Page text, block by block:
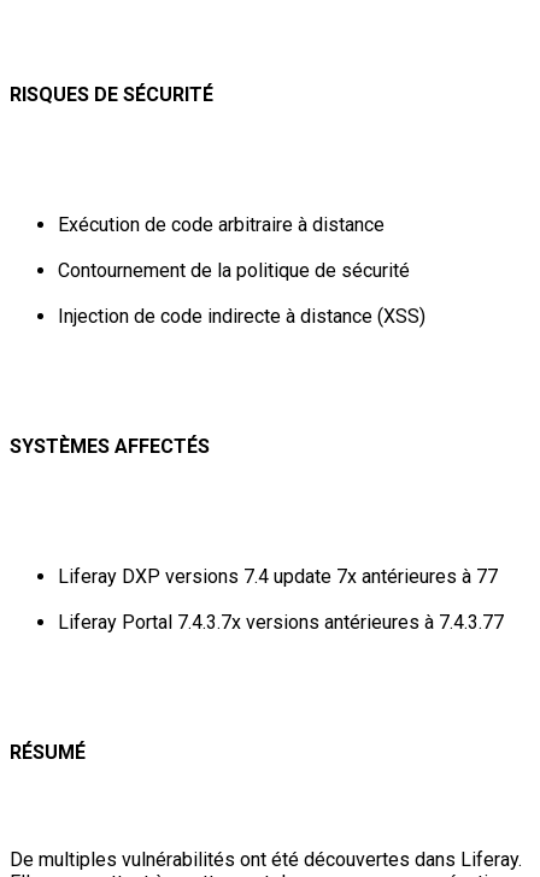
RISQUES DE SÉCURITÉ
Exécution de code arbitraire à distance
Contournement de la politique de sécurité
Injection de code indirecte à distance (XSS)
SYSTÈMES AFFECTÉS
Liferay DXP versions 7.4 update 7x antérieures à 77
Liferay Portal 7.4.3.7x versions antérieures à 7.4.3.77
RÉSUMÉ
De multiples vulnérabilités ont été découvertes dans Liferay.